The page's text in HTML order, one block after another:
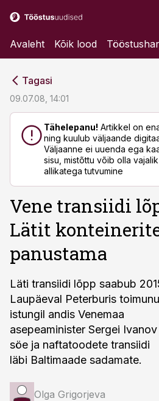
Avaleht Kõik lood
Tagasi
09.07.08, 14:01
Tähelepanu! Artikkel on
ning kuulub väljaande
Väljaanne ei uuenda ega
sisu, mistõttu võib olla
allikatega tutvumine
Vene transiidi
Lätit
panustama
Läti transiidi lõpp saabub
Laupäeval Peterburis
istungil andis Venemaa
asepeaminister Sergei
söe ja naftatoodete transiidi
läbi Baltimaade sadamate.
Olga Grigorjeva